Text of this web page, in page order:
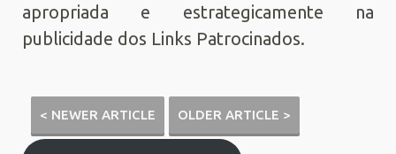
apropriada e estrategicamente na
publicidade dos Links Patrocinados.
< NEWER ARTICLE OLDER ARTICLE >